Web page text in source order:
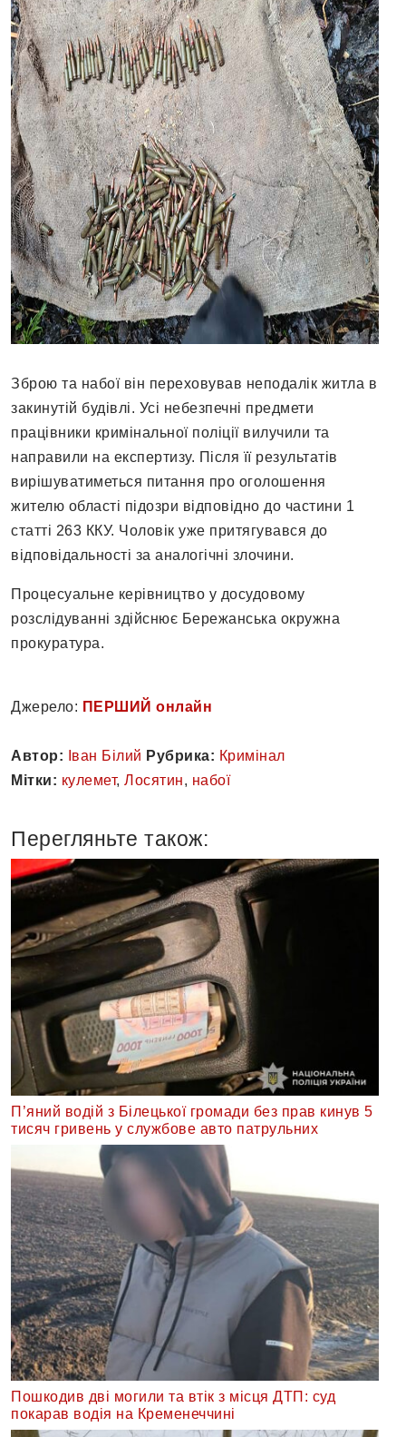
Зброю та набої він переховував неподалік житла в
закинутій будівлі. Усі небезпечні предмети
працівники кримінальної поліції вилучили та
направили на експертизу. Після її результатів
вирішуватиметься питання про оголошення
жителю області підозри відповідно до частини 1
статті 263 ККУ. Чоловік уже притягувався до
відповідальності за аналогічні злочини.
Процесуальне керівництво у досудовому
розслідуванні здійснює Бережанська окружна
прокуратура.
Джерело: ПЕРШИЙ онлайн
Автор: Іван Білий Рубрика: Кримінал
Мітки: кулемет, Лосятин, набої
Перегляньте також:
П’яний водій з Білецької громади без прав кинув 5
тисяч гривень у службове авто патрульних
Пошкодив дві могили та втік з місця ДТП: суд
покарав водія на Кременеччині